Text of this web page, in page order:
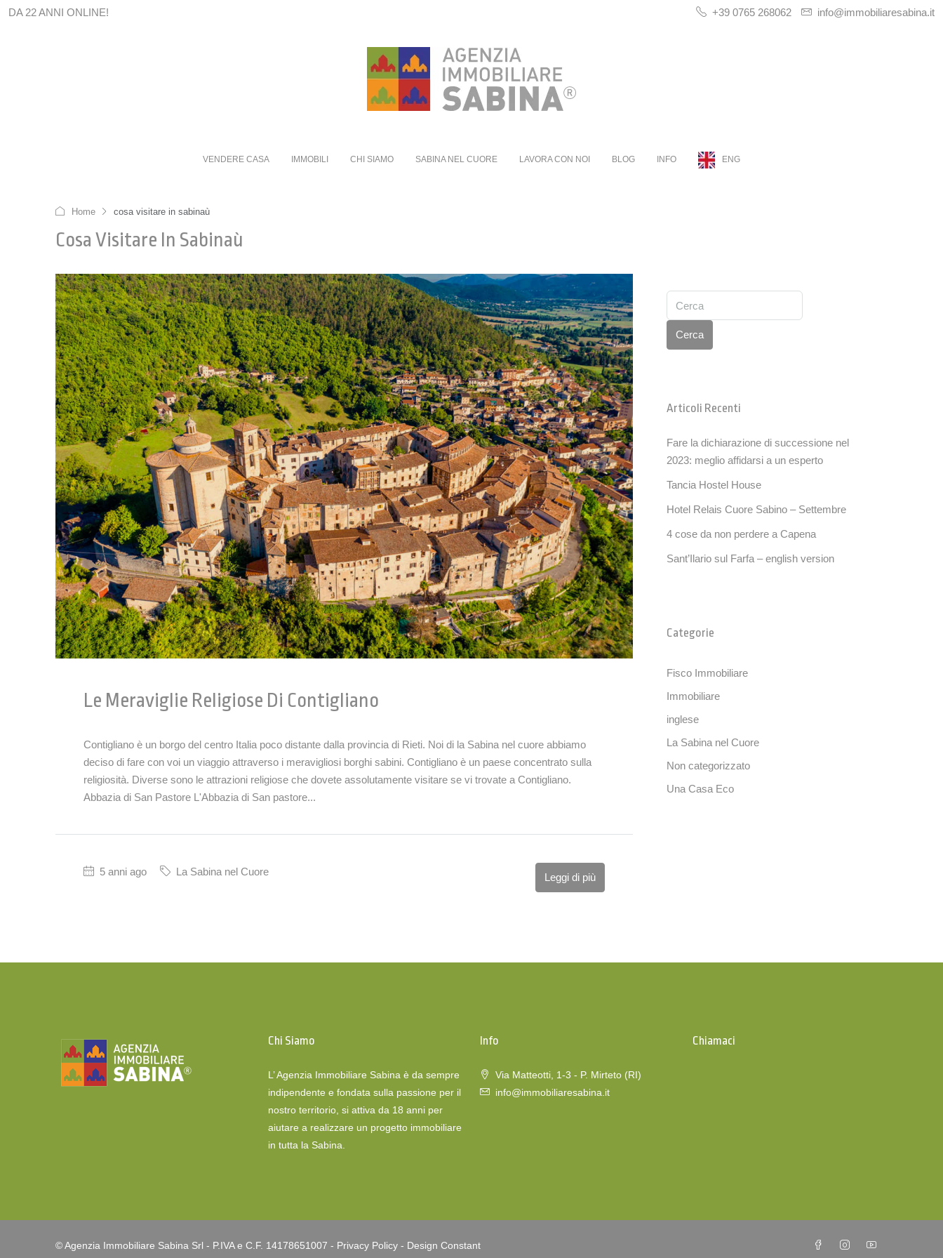
DA 22 ANNI ONLINE! +39 0765 268062 info@immobiliaresabina.it
VENDERE CASA IMMOBILI CHI SIAMO SABINA NEL CUORE LAVORA CON NOI BLOG INFO ENG
Home cosa visitare in sabinaù
Cosa Visitare In Sabinaù
Le Meraviglie Religiose Di Contigliano
Contigliano è un borgo del centro Italia poco distante dalla provincia di Rieti. Noi di la Sabina nel cuore abbiamo
deciso di fare con voi un viaggio attraverso i meravigliosi borghi sabini. Contigliano è un paese concentrato sulla
religiosità. Diverse sono le attrazioni religiose che dovete assolutamente visitare se vi trovate a Contigliano.
Abbazia di San Pastore L'Abbazia di San pastore...
5 anni ago La Sabina nel Cuore Leggi di più
Cerca
Articoli Recenti
Fare la dichiarazione di successione nel
2023: meglio affidarsi a un esperto
Tancia Hostel House
Hotel Relais Cuore Sabino – Settembre
4 cose da non perdere a Capena
Sant’Ilario sul Farfa – english version
Categorie
Fisco Immobiliare
Immobiliare
inglese
La Sabina nel Cuore
Non categorizzato
Una Casa Eco
Chi Siamo
L’ Agenzia Immobiliare Sabina è da sempre
indipendente e fondata sulla passione per il
nostro territorio, si attiva da 18 anni per
aiutare a realizzare un progetto immobiliare
in tutta la Sabina.
Info
Via Matteotti, 1-3 - P. Mirteto (RI)
info@immobiliaresabina.it
Chiamaci
© Agenzia Immobiliare Sabina Srl - P.IVA e C.F. 14178651007 - Privacy Policy - Design Constant